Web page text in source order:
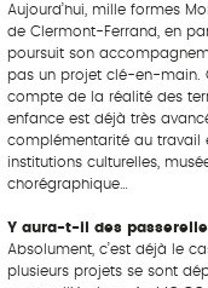
Aujourd’hui, mille formes
de Clermont-Ferrand, en
poursuit son
pas un projet clé-en-main.
compte de la réalité des
enfance est déjà très
complémentarité au travail
institutions culturelles,
chorégraphique…
Y aura-t-il des
Absolument, c’est déjà le
plusieurs projets se sont